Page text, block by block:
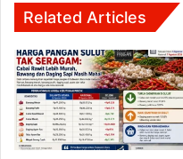
Related Articles